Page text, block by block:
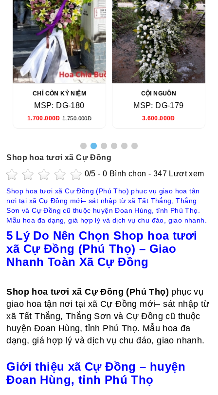
CHỈ CÒN KỶ NIỆM
MSP: DG-180
1.700.000Đ 1.750.000Đ
CỘI NGUỒN
MSP: DG-179
3.600.000Đ
Shop hoa tươi xã Cự Đồng
0/5 -0 Bình chọn - 347 Lượt xem
Shop hoa tươi xã Cự Đồng (Phú Thọ) phục vụ giao hoa tận
nơi tại xã Cự Đồng mới– sát nhập từ xã Tất Thắng, Thắng
Sơn và Cự Đồng cũ thuộc huyện Đoan Hùng, tỉnh Phú Thọ.
Mẫu hoa đa dạng, giá hợp lý và dịch vụ chu đáo, giao nhanh.
5 Lý Do Nên Chọn Shop hoa tươi
xã Cự Đồng (Phú Thọ) – Giao
Nhanh Toàn Xã Cự Đồng
Shop hoa tươi xã Cự Đồng (Phú Thọ) phục vụ
giao hoa tận nơi tại xã Cự Đồng mới– sát nhập từ
xã Tất Thắng, Thắng Sơn và Cự Đồng cũ thuộc
huyện Đoan Hùng, tỉnh Phú Thọ. Mẫu hoa đa
dạng, giá hợp lý và dịch vụ chu đáo, giao nhanh.
Giới thiệu xã Cự Đồng – huyện
Đoan Hùng, tỉnh Phú Thọ